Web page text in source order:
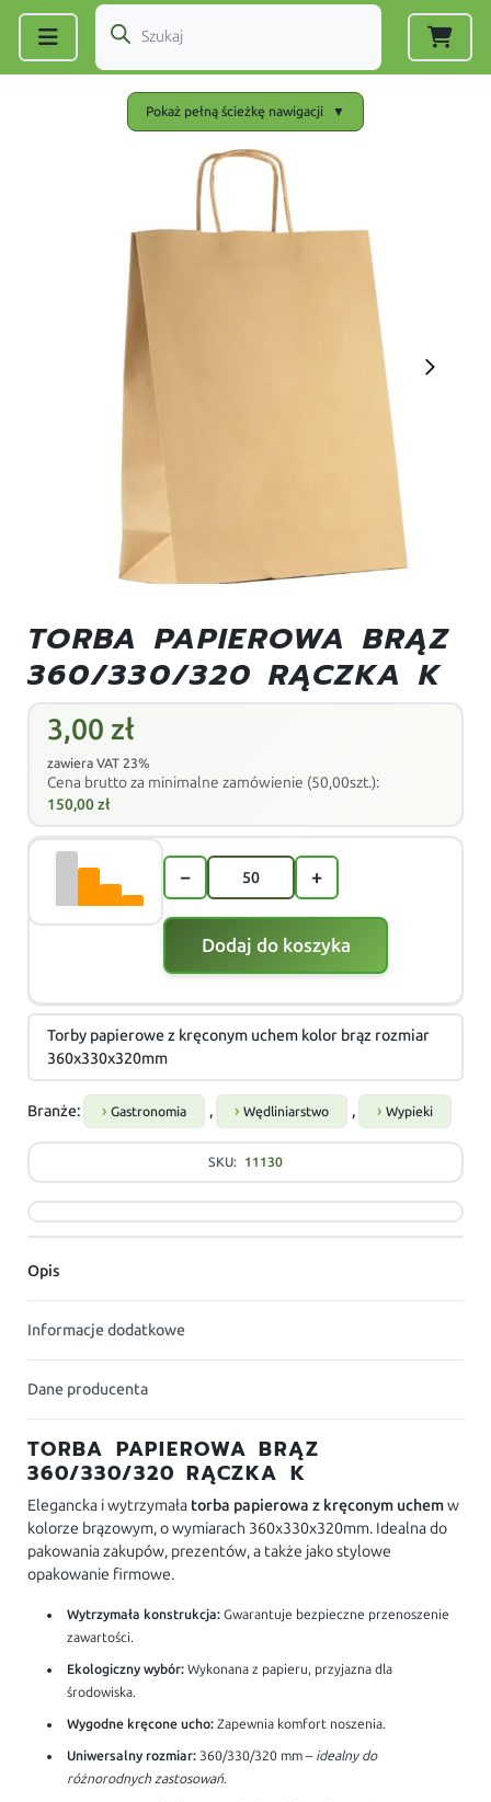
Pokaż pełną ścieżkę nawigacji ▼
TORBA PAPIEROWA BRĄZ
360/330/320 RĄCZKA K
3,00 zł
zawiera VAT 23%
Cena brutto za minimalne zamówienie (50,00szt.):
150,00zł
− +
Dodaj do koszyka
Torby papierowe z kręconym uchem kolor brąz rozmiar
360x330x320mm
Branże: Gastronomia , Wędliniarstwo , Wypieki
SKU: 11130
Opis
Informacje dodatkowe
Dane producenta
TORBA PAPIEROWA BRĄZ
360/330/320 RĄCZKA K
Elegancka i wytrzymała torba papierowa z kręconym uchemw
kolorze brązowym, o wymiarach 360x330x320mm. Idealna do
pakowania zakupów, prezentów, a także jako stylowe
opakowanie firmowe.
Wytrzymała konstrukcja: Gwarantuje bezpieczne przenoszenie
zawartości.
Ekologiczny wybór: Wykonana z papieru, przyjazna dla
środowiska.
Wygodne kręcone ucho: Zapewnia komfort noszenia.
Uniwersalny rozmiar: 360/330/320 mm – idealny do
różnorodnych zastosowań.